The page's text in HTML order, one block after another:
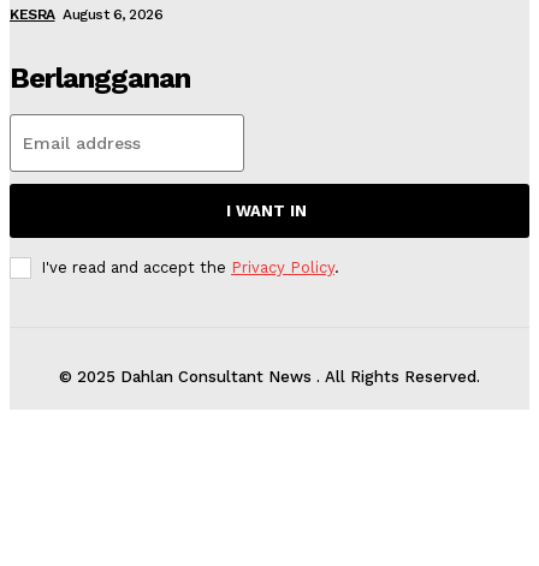
KESRA August 6, 2026
Berlangganan
I WANT IN
I've read and accept the Privacy Policy.
© 2025 Dahlan Consultant News . All Rights Reserved.